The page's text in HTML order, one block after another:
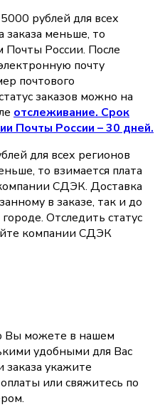
рублей для всех
заказа меньше, то
Почты России. После
почту
почтового
заказов можно на
oтслеживание. Срок
Почты России – 30 дней.
для всех регионов
то взимается плата
СДЭК. Доставка
в заказе, так и до
Отследить статус
компании СДЭК
Вы можете в нашем
удобными для Вас
укажите
или свяжитесь по